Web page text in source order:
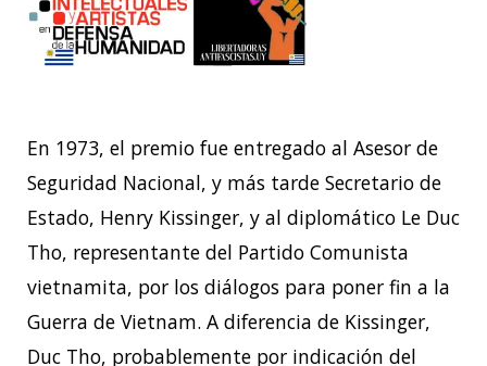
En 1973, el premio fue entregado al Asesor de
Seguridad Nacional, y más tarde Secretario de
Estado, Henry Kissinger, y al diplomático Le Duc
Tho, representante del Partido Comunista
vietnamita, por los diálogos para poner fin a la
Guerra de Vietnam. A diferencia de Kissinger,
Duc Tho, probablemente por indicación del